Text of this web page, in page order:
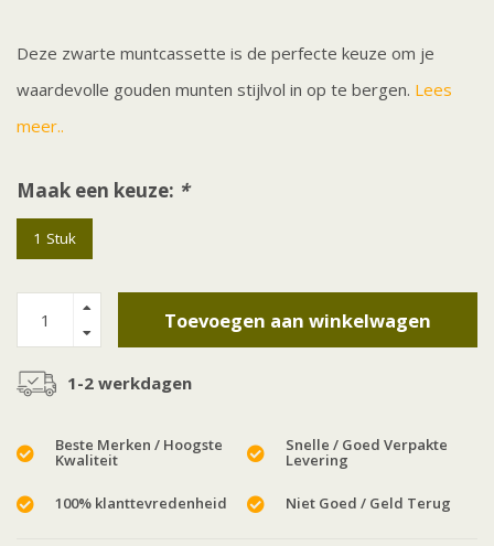
Deze zwarte muntcassette is de perfecte keuze om je
waardevolle gouden munten stijlvol in op te bergen. Lees
meer..
Maak een keuze: *
1 Stuk
Toevoegen aan winkelwagen
1-2 werkdagen
Beste Merken / Hoogste
Kwaliteit
Snelle / Goed Verpakte
Levering
100% klanttevredenheid Niet Goed / Geld Terug